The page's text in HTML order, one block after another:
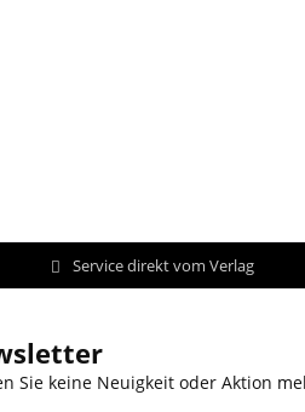
Service direkt vom Verlag
Sie keine Neuigkeit oder Aktion